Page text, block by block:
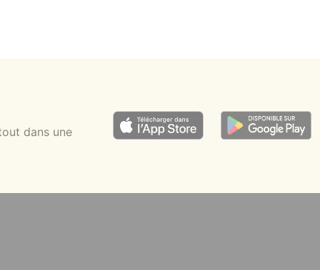
dans une